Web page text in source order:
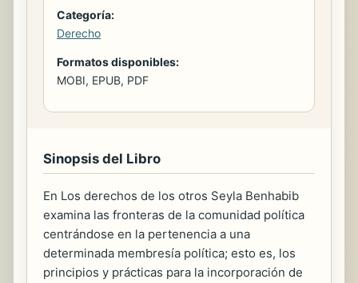
Categoría:
Derecho
Formatos disponibles:
MOBI, EPUB, PDF
Sinopsis del Libro
En Los derechos de los otros Seyla Benhabib
examina las fronteras de la comunidad política
centrándose en la pertenencia a una
determinada membresía política; esto es, los
principios y prácticas para la incorporación de